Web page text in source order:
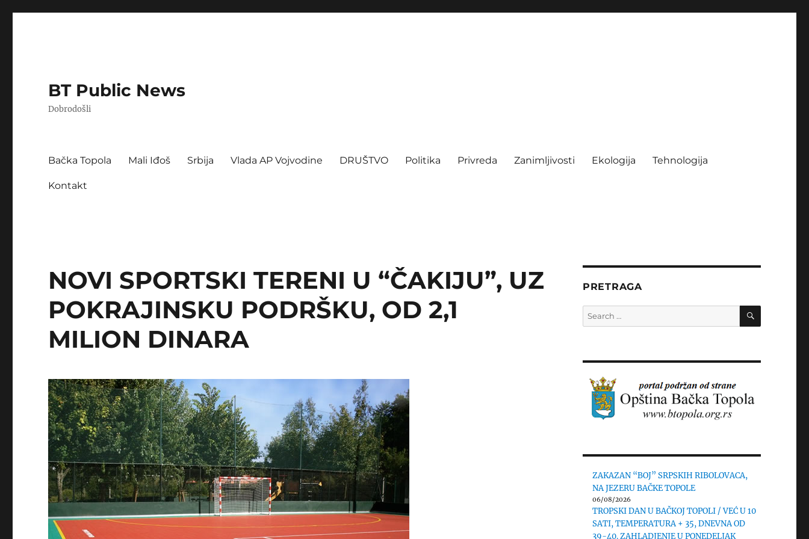
BT Public News
Dobrodošli
Bačka Topola Mali Iđoš Srbija Vlada AP Vojvodine DRUŠTVO Politika Privreda Zanimljivosti Ekologija Tehnologija
Kontakt
NOVI SPORTSKI TERENI U “ČAKIJU”, UZ
POKRAJINSKU PODRŠKU, OD 2,1
MILION DINARA
PRETRAGA
Search
for:
SEARCH
ZAKAZAN “BOJ” SRPSKIH RIBOLOVACA,
NA JEZERU BAČKE TOPOLE
06/08/2026
TROPSKI DAN U BAČKOJ TOPOLI / VEĆ U 10
SATI, TEMPERATURA + 35, DNEVNA OD
39-40. ZAHLADJENJE U PONEDELJAK